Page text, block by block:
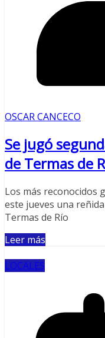
OSCAR CANCECO
Se jugó
de Termas de
Los más reconocidos
este jueves una
Termas de Río
Leer más
LOCALES